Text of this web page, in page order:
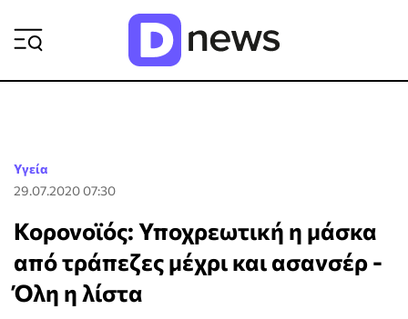
Υγεία
29.07.2020 07:30
Κορονοϊός: Υποχρεωτική η μάσκα
από τράπεζες μέχρι και ασανσέρ -
Όλη η λίστα